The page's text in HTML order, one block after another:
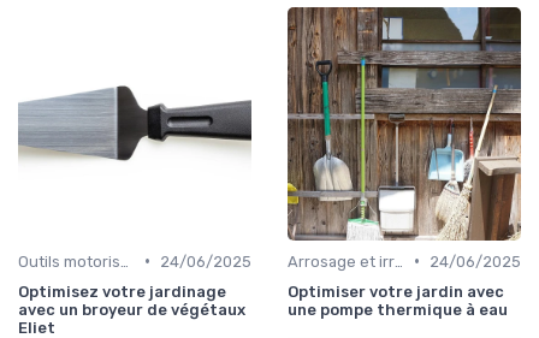
•
24/06/2025
Optimisez votre jardinage
avec un broyeur de végétaux
Eliet
•
24/06/2025
Optimiser votre jardin avec
une pompe thermique à eau